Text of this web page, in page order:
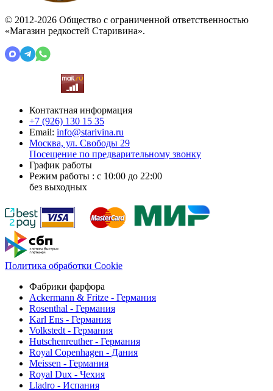
© 2012-2026 Общество с ограниченной ответственностью
«Магазин редкостей Старивина».
Контактная информация
+7 (926) 130 15 35
Email: info@starivina.ru
Москва, ул. Свободы 29
Посещение по предварительному звонку
График работы
Режим работы : с 10:00 до 22:00
без выходных
Политика обработки Cookie
Фабрики фарфора
Ackermann & Fritze - Германия
Rosenthal - Германия
Karl Ens - Германия
Volkstedt - Германия
Hutschenreuther - Германия
Royal Copenhagen - Дания
Meissen - Германия
Royal Dux - Чехия
Lladro - Испания